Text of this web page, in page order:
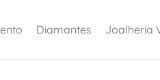
Diamantes Joalheria